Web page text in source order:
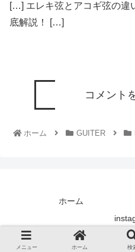
[…] エレキ弦とアコギ弦の違
底解説！ […]
コメント
ホーム GUITER
ホーム
© 2021
メニュー ホーム 検